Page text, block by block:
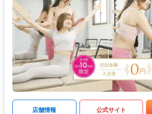
店舗情報 公式サイト